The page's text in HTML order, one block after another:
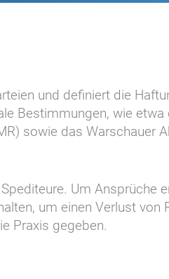
und definiert die
Bestimmungen, wie
sowie das Warschauer
Um Ansprüche
um einen Verlust von
Praxis gegeben.